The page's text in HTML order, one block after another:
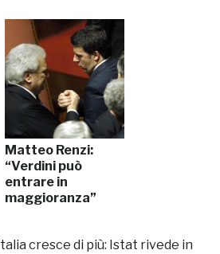
Matteo Renzi:
“Verdini può
entrare in
maggioranza”
Italia cresce di più: Istat rivede in